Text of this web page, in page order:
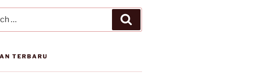
TERBARU